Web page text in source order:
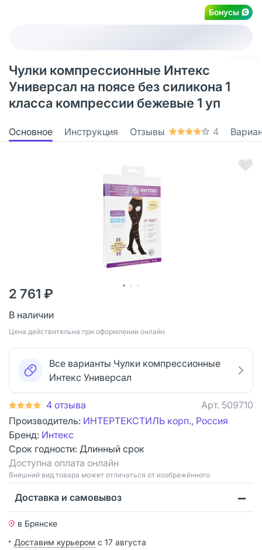
Бонусы
Чулки компрессионные Интекс
Универсал на поясе без силикона 1
класса компрессии бежевые 1 уп
Основное Инструкция Отзывы 4
2 761 ₽
В наличии
Цена действительна при оформлении онлайн
Все варианты Чулки компрессионные
Интекс Универсал
4 отзыва Арт. 509710
Производитель: ИНТЕРТЕКСТИЛЬ корп., Россия
Бренд: Интекс
Срок годности: Длинный срок
Доступна оплата онлайн
Bнешний вид товара может отличаться от изображённого
Доставка и самовывоз
в Брянске
Доставим курьером с 17 августа